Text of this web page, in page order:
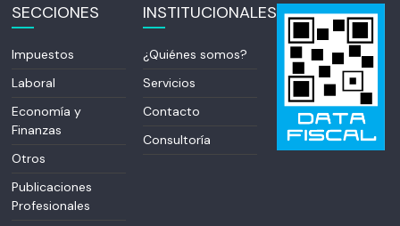
SECCIONES
Impuestos
Laboral
Economía y
Finanzas
Otros
Publicaciones
Profesionales
INSTITUCIONALES
¿Quiénes somos?
Servicios
Contacto
Consultoría